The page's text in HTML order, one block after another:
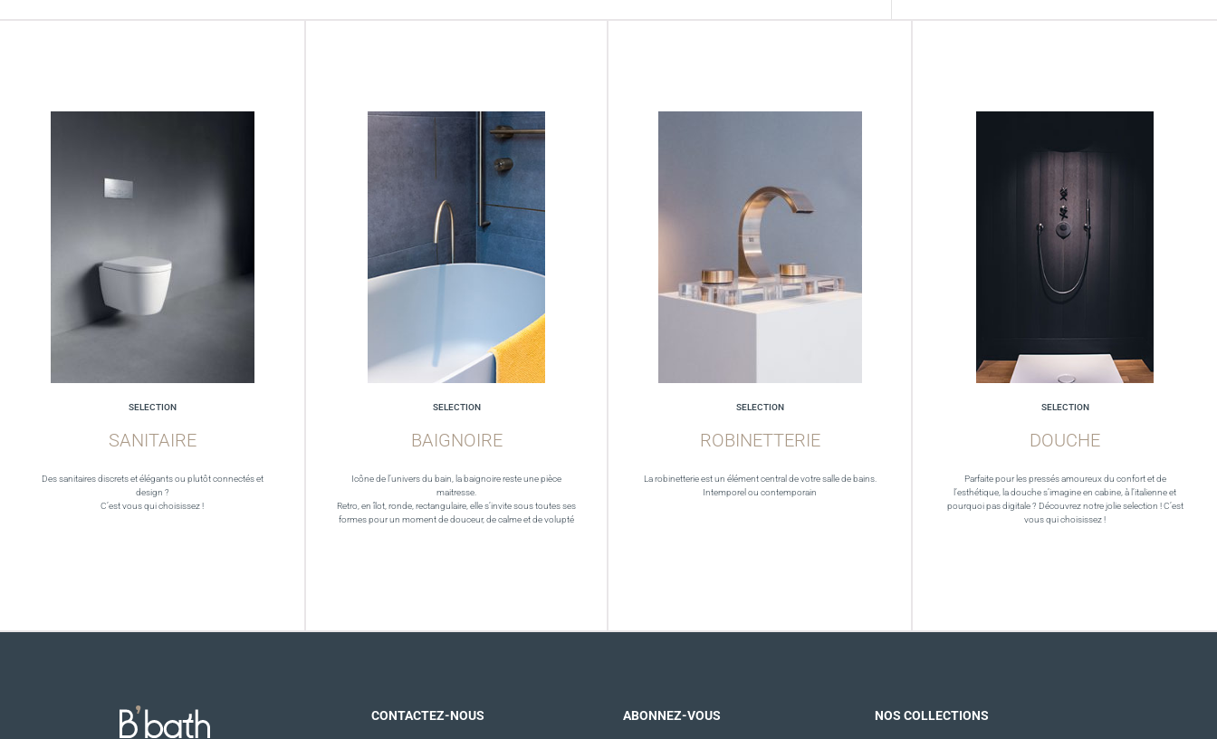
SELECTION
SANITAIRE
Des sanitaires discrets et élégants ou plutôt connectés et
design ?
C’est vous qui choisissez !
SELECTION
BAIGNOIRE
Icône de l’univers du bain, la baignoire reste une pièce
maitresse.
Retro, en îlot, ronde, rectangulaire, elle s’invite sous toutes ses
formes pour un moment de douceur, de calme et de volupté
SELECTION
ROBINETTERIE
La robinetterie est un élément central de votre salle de bains.
Intemporel ou contemporain
SELECTION
DOUCHE
Parfaite pour les pressés amoureux du confort et de
l’esthétique, la douche s’imagine en cabine, à l’italienne et
pourquoi pas digitale ? Découvrez notre jolie selection ! C’est
vous qui choisissez !
CONTACTEZ-NOUS ABONNEZ-VOUS NOS COLLECTIONS